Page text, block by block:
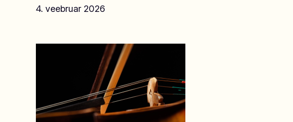
4. veebruar 2026